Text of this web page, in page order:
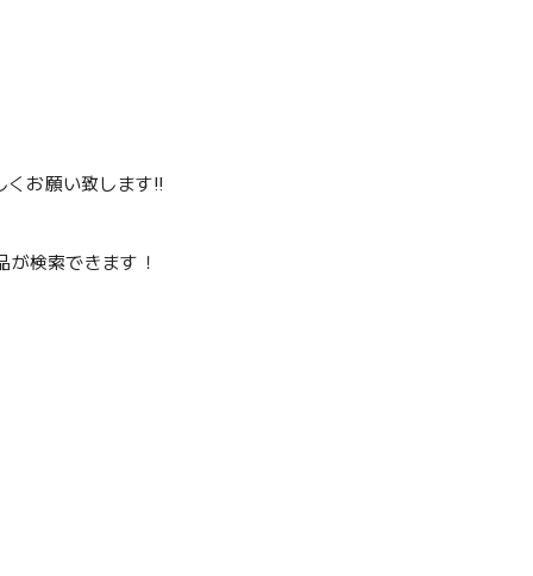
お願い致します‼️
検索できます！